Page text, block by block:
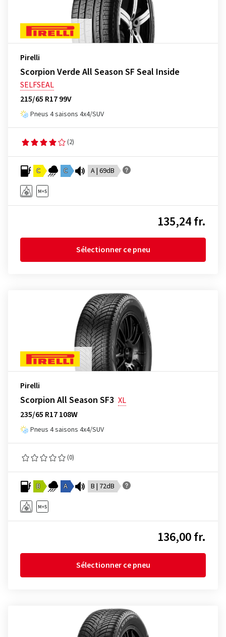
Pirelli
Scorpion Verde All Season SF Seal Inside
SELFSEAL
215/65 R17 99V
Pneus 4 saisons 4x4/SUV
(2)
C C A | 69dB
135,24 fr.
Sélectionner ce pneu
Pirelli
Scorpion All Season SF3 XL
235/65 R17 108W
Pneus 4 saisons 4x4/SUV
(0)
B A B | 72dB
136,00 fr.
Sélectionner ce pneu